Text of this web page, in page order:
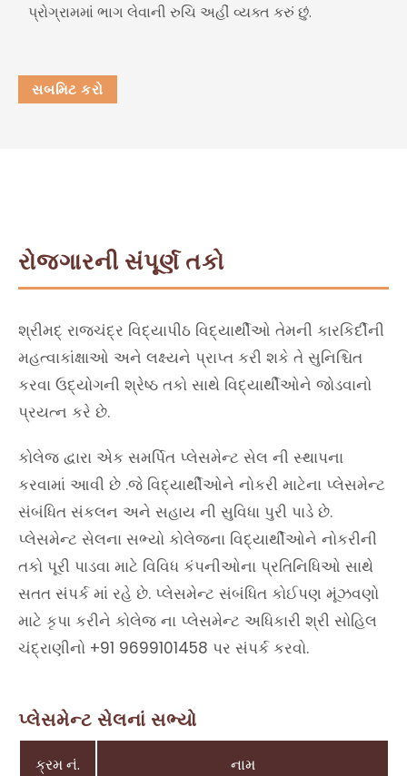
પ્રોગ્રામમાં ભાગ લેવાની રુચિ અહીં વ્યક્ત કરું છું.
રોજગારની સંપૂર્ણ તકો
શ્રીમદ્ રાજચંદ્ર વિદ્યાપીઠ વિદ્યાર્થીઓ તેમની કારકિર્દીની
મહત્વાકાંક્ષાઓ અને લક્ષ્યને પ્રાપ્ત કરી શકે તે સુનિશ્ચિત
કરવા ઉદ્યોગની શ્રેષ્ઠ તકો સાથે વિદ્યાર્થીઓને જોડવાનો
પ્રયત્ન કરે છે.
કોલેજ દ્વારા એક સમર્પિત પ્લેસમેન્ટ સેલ ની સ્થાપના
કરવામાં આવી છે .જે વિદ્યાર્થીઓને નોકરી માટેના પ્લેસમેન્ટ
સંબંધિત સંકલન અને સહાય ની સુવિધા પુરી પાડે છે.
પ્લેસમેન્ટ સેલના સભ્યો કોલેજના વિદ્યાર્થીઓને નોકરીની
તકો પૂરી પાડવા માટે વિવિધ કંપનીઓના પ્રતિનિધિઓ સાથે
સતત સંપર્ક માં રહે છે. પ્લેસમેન્ટ સંબંધિત કોઈપણ મૂંઝવણો
માટે કૃપા કરીને કોલેજ ના પ્લેસમેન્ટ અધિકારી શ્રી સોહિલ
ચંદ્રાણીનો +91 9699101458 પર સંપર્ક કરવો.
પ્લેસમેન્ટ સેલનાં સભ્યો
ક્રમ નં. નામ